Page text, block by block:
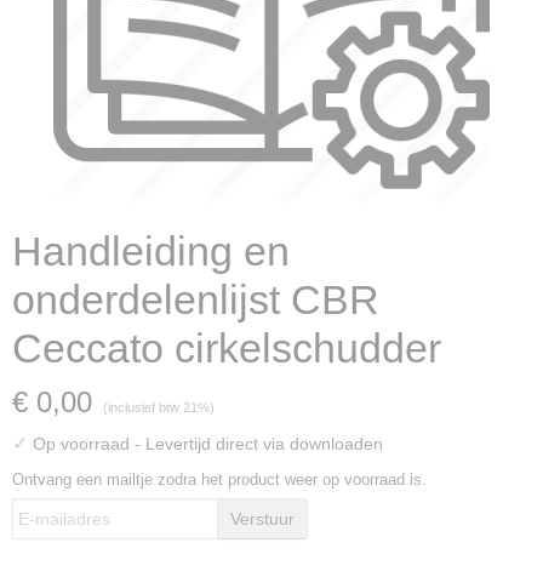
Handleiding en
onderdelenlijst CBR
Ceccato cirkelschudder
€ 0,00 (inclusief btw 21%)
✓ Op voorraad - Levertijd direct via downloaden
Ontvang een mailtje zodra het product weer op voorraad is.
Verstuur